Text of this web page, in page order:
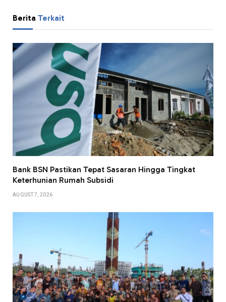
Berita Terkait
Bank BSN Pastikan Tepat Sasaran Hingga Tingkat
Keterhunian Rumah Subsidi
AUGUST 7, 2026